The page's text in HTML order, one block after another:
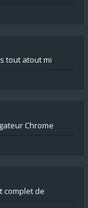
tout atout mi
Chrome
complet de